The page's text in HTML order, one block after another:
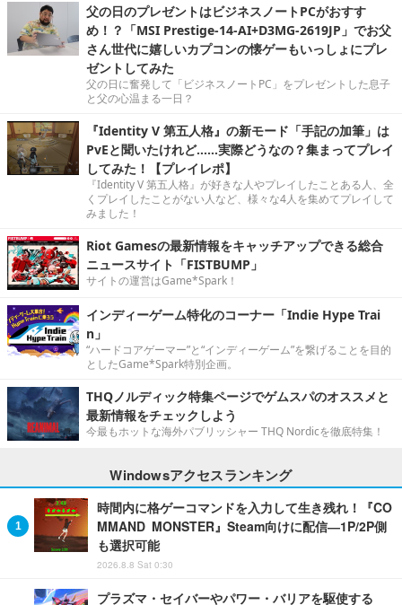
父の日のプレゼントはビジネスノートPCがおすす
め！？「MSI Prestige-14-AI+D3MG-2619JP」でお父
さん世代に嬉しいカプコンの懐ゲーもいっしょにプレ
ゼントしてみた
父の日に奮発して「ビジネスノートPC」をプレゼントした息子
と父の心温まる一日？
『Identity V 第五人格』の新モード「手記の加筆」は
PvEと聞いたけれど……実際どうなの？集まってプレイ
してみた！【プレイレポ】
『Identity V 第五人格』が好きな人やプレイしたことある人、全
くプレイしたことがない人など、様々な4人を集めてプレイして
みました！
Riot Gamesの最新情報をキャッチアップできる総合
ニュースサイト「FISTBUMP」
サイトの運営はGame*Spark！
インディーゲーム特化のコーナー「Indie Hype Trai
n」
“ハードコアゲーマー”と“インディーゲーム”を繋げることを目的
としたGame*Spark特別企画。
THQノルディック特集ページでゲムスパのオススメと
最新情報をチェックしよう
今最もホットな海外パブリッシャー THQ Nordicを徹底特集！
Windowsアクセスランキング
時間内に格ゲーコマンドを入力して生き残れ！『CO
MMAND MONSTER』Steam向けに配信―1P/2P側
も選択可能
2026.8.8 Sat 0:30
プラズマ・セイバーやパワー・バリアを駆使する